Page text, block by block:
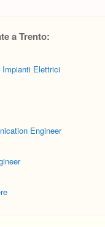
a Trento:
Impianti Elettrici
Engineer